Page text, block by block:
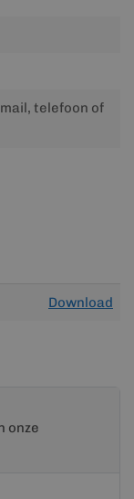
telefoon of
Download
onze